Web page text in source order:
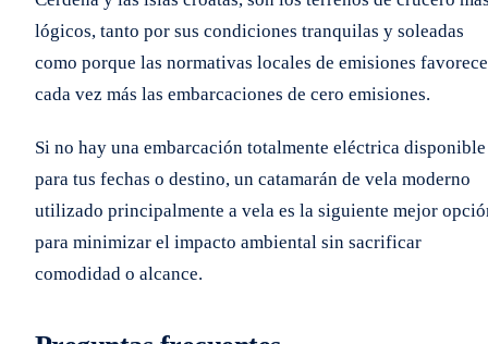
lógicos, tanto por sus condiciones tranquilas y soleadas
como porque las normativas locales de emisiones
cada vez más las embarcaciones de cero emisiones.
Si no hay una embarcación totalmente eléctrica disponible
para tus fechas o destino, un catamarán de vela moderno
utilizado principalmente a vela es la siguiente mejor
para minimizar el impacto ambiental sin sacrificar
comodidad o alcance.